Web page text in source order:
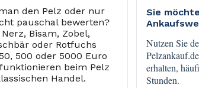
den Pelz oder nur
pauschal bewerten?
Bisam, Zobel,
oder Rotfuchs
500 oder 5000 Euro
beim Pelz
Handel.
Sie
Nutzen Sie
erhalten,
Stunden.